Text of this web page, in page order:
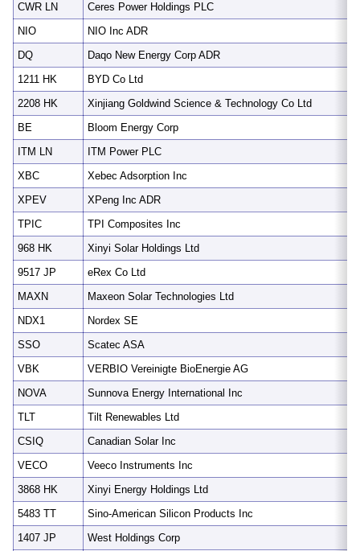
CWR LN
Ceres Power Holdings PLC
NIO
NIO Inc ADR
DQ
Daqo New Energy Corp ADR
1211 HK
BYD Co Ltd
2208 HK
Xinjiang Goldwind Science & Technology Co Ltd
BE
Bloom Energy Corp
ITM LN
ITM Power PLC
XBC
Xebec Adsorption Inc
XPEV
XPeng Inc ADR
TPIC
TPI Composites Inc
968 HK
Xinyi Solar Holdings Ltd
9517 JP
eRex Co Ltd
MAXN
Maxeon Solar Technologies Ltd
NDX1
Nordex SE
SSO
Scatec ASA
VBK
VERBIO Vereinigte BioEnergie AG
NOVA
Sunnova Energy International Inc
TLT
Tilt Renewables Ltd
CSIQ
Canadian Solar Inc
VECO
Veeco Instruments Inc
3868 HK
Xinyi Energy Holdings Ltd
5483 TT
Sino-American Silicon Products Inc
1407 JP
West Holdings Corp